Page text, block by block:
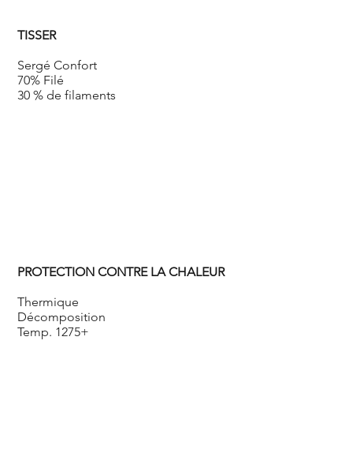
TISSER
Sergé Confort
70% Filé
30 % de filaments
PROTECTION CONTRE LA CHALEUR
Thermique
Décomposition
Temp. 1275+